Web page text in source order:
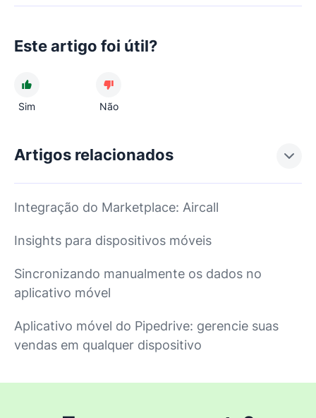
Este artigo foi útil?
Sim Não
Artigos relacionados
Integração do Marketplace: Aircall
Insights para dispositivos móveis
Sincronizando manualmente os dados no
aplicativo móvel
Aplicativo móvel do Pipedrive: gerencie suas
vendas em qualquer dispositivo